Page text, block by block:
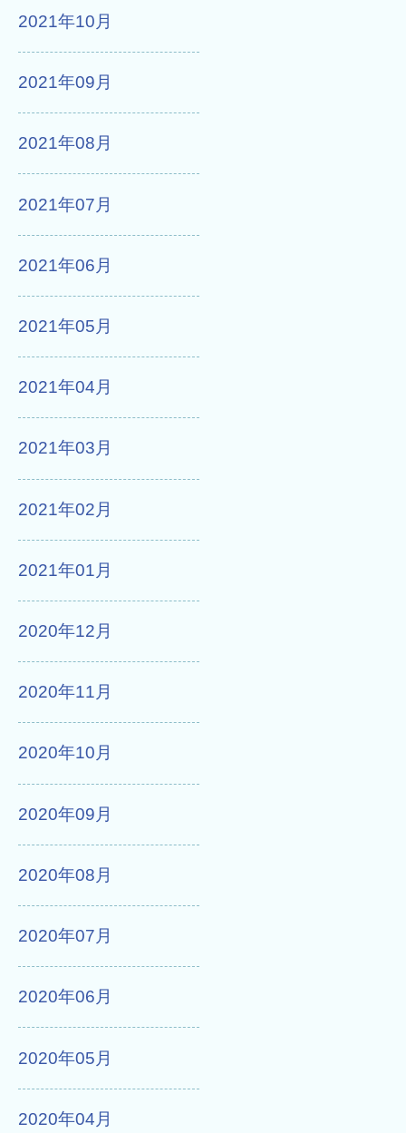
2021年10月
2021年09月
2021年08月
2021年07月
2021年06月
2021年05月
2021年04月
2021年03月
2021年02月
2021年01月
2020年12月
2020年11月
2020年10月
2020年09月
2020年08月
2020年07月
2020年06月
2020年05月
2020年04月